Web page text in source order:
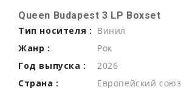
Queen Budapest 3 LP Boxset
Тип носителя : Винил
Жанр :
Рок
Год выпуска :
2026
Страна :
Европейский союз